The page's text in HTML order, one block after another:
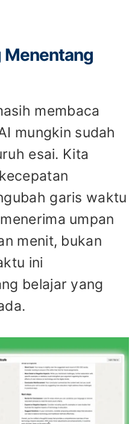
Menentang
membaca
mungkin sudah
esai. Kita
garis waktu
umpan
menit, bukan
ini
belajar yang